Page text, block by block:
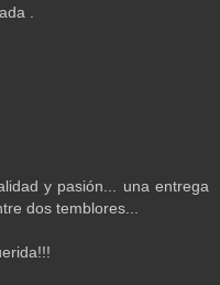
.
y pasión... una entrega
dos temblores...